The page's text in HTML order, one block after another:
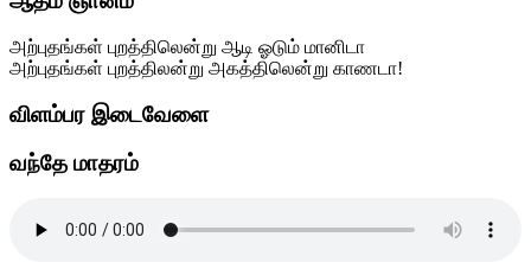
அற்புதங்கள் புறத்திலென்று ஆடி ஓடும் மானிடா
அற்புதங்கள் புறத்திலன்று அகத்திலென்று காணடா!
விளம்பர இடைவேளை
வந்தே மாதரம்